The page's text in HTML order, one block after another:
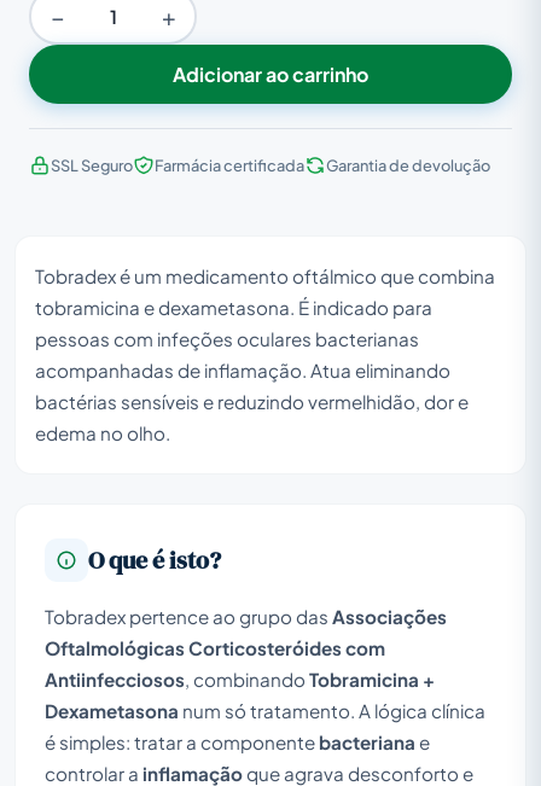
− +
Adicionar ao carrinho
SSL Seguro Farmácia certificada Garantia de devolução
Tobradex é um medicamento oftálmico que combina
tobramicina e dexametasona. É indicado para
pessoas com infeções oculares bacterianas
acompanhadas de inflamação. Atua eliminando
bactérias sensíveis e reduzindo vermelhidão, dor e
edema no olho.
O que é isto?
Tobradex pertence ao grupo das Associações
Oftalmológicas Corticosteróides com
Antiinfecciosos , combinando Tobramicina +
Dexametasona num só tratamento. A lógica clínica
é simples: tratar a componente bacteriana e
controlar a inflamação que agrava desconforto e